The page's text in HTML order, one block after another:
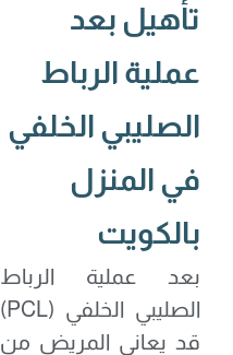
تأهيل بعد
عملية الرباط
الصليبي الخلفي
في المنزل
بالكويت
بعد عملية الرباط
الصليبي الخلفي (PCL)
قد يعاني المريض من